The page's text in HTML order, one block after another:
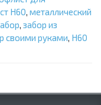
Н60, металлический
, забор из
своими руками, Н60